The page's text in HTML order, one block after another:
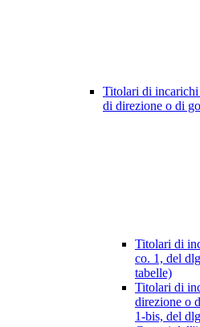
Titolari di
di direzione o di
Titolari di
co. 1, del
tabelle)
Titolari di
direzione o
1-bis, del